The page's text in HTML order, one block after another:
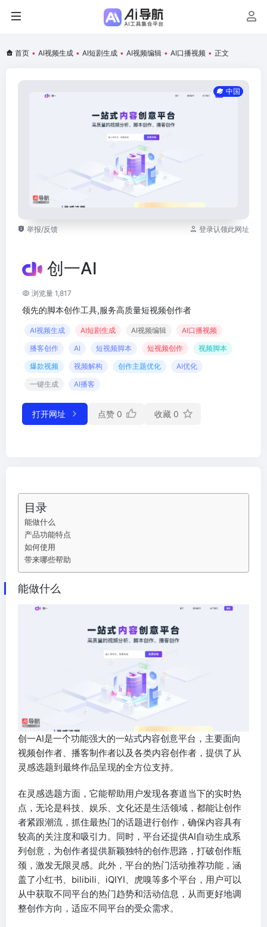
首页 • AI视频生成 • AI短剧生成 • AI视频编辑 • AI口播视频 • 正文
中国
举报/反馈 登录认领此网址
创一AI
浏览量 1,817
领先的脚本创作工具,服务高质量短视频创作者
AI视频生成 AI短剧生成 AI视频编辑
AI口播视频
播客创作
AI 短视频脚本 短视频创作
视频脚本
爆款视频
视频解构 创作主题优化
AI优化
一键生成
AI播客
打开网址 点赞 0 收藏 0
目录
能做什么
产品功能特点
如何使用
带来哪些帮助
能做什么
创一AI是一个功能强大的一站式内容创意平台，主要面向
视频创作者、播客制作者以及各类内容创作者，提供了从
灵感选题到最终作品呈现的全方位支持。
在灵感选题方面，它能帮助用户发现各赛道当下的实时热
点，无论是科技、娱乐、文化还是生活领域，都能让创作
者紧跟潮流，抓住最热门的话题进行创作，确保内容具有
较高的关注度和吸引力。同时，平台还提供AI自动生成系
列创意，为创作者提供新颖独特的创作思路，打破创作瓶
颈，激发无限灵感。此外，平台的热门活动推荐功能，涵
盖了小红书、bilibili、iQIYI、虎嗅等多个平台，用户可以
从中获取不同平台的热门趋势和活动信息，从而更好地调
整创作方向，适应不同平台的受众需求。